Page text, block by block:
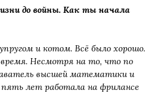
до войны. Как ты начала
и котом. Всё было хорошо.
Несмотря на то, что по
высшей математики и
пять лет работала на фрилансе